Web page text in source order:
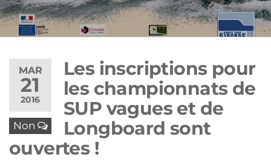
MAR
21
2016
Non
Les inscriptions pour
les championnats de
SUP vagues et de
Longboard sont
ouvertes !